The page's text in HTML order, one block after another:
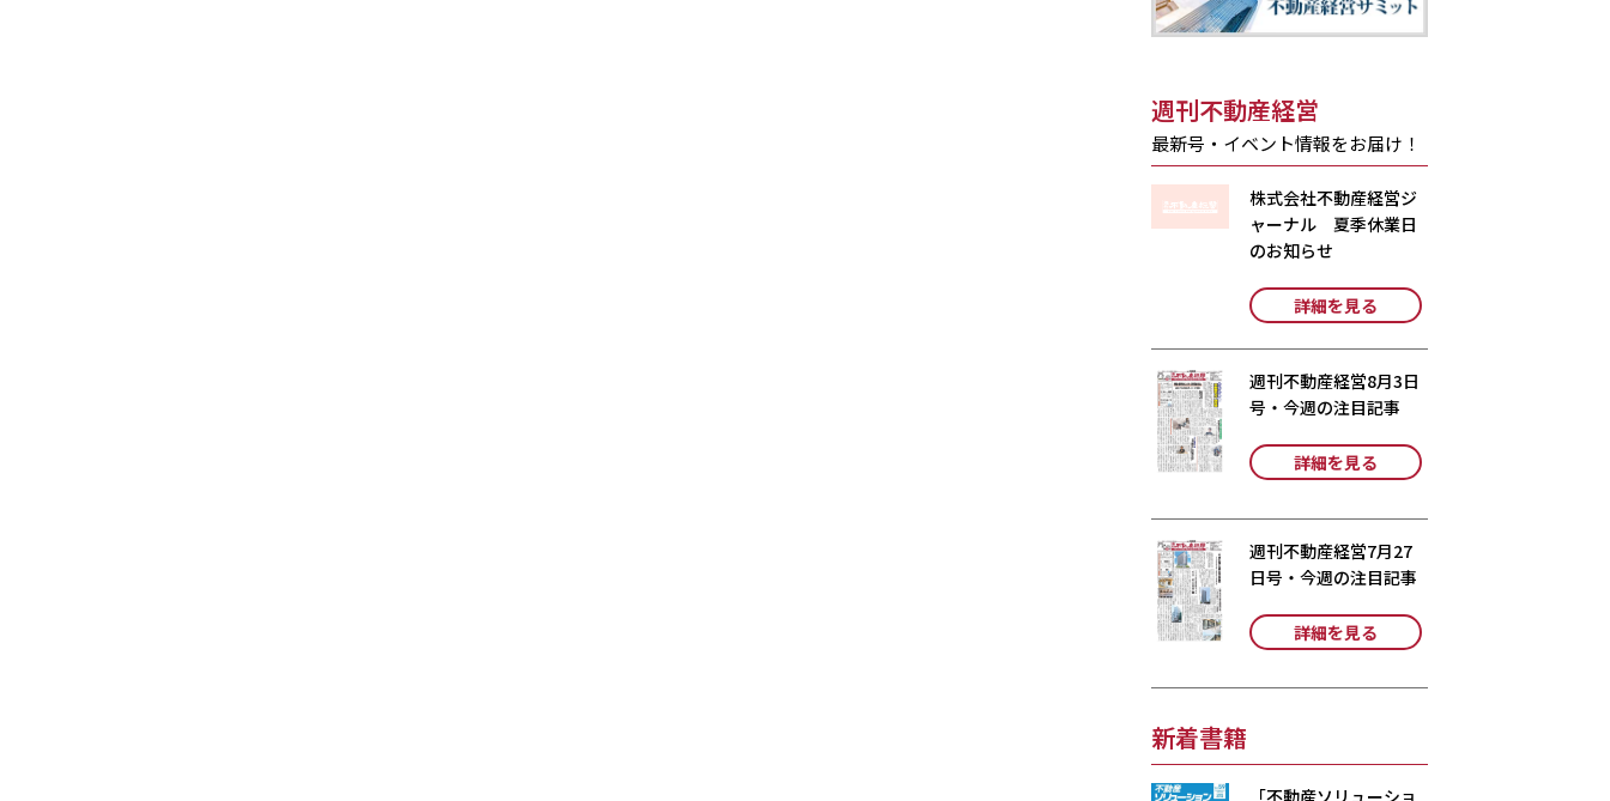
週刊不動産経営
最新号・イベント情報をお届け！
株式会社不動産経営ジ
ャーナル 夏季休業日
のお知らせ
詳細を見る
週刊不動産経営8月3日
号・今週の注目記事
詳細を見る
週刊不動産経営7月27
日号・今週の注目記事
詳細を見る
新着書籍
「不動産ソリューショ